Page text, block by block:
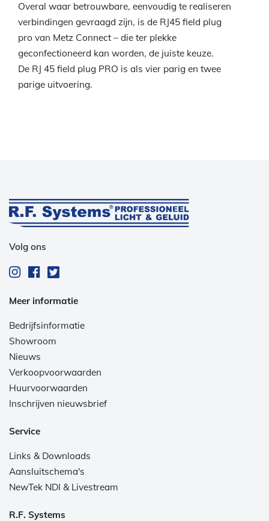
Overal waar betrouwbare, eenvoudig te realiseren
verbindingen gevraagd zijn, is de RJ45 field plug
pro van Metz Connect – die ter plekke
geconfectioneerd kan worden, de juiste keuze.
De RJ 45 field plug PRO is als vier parig en twee
parige uitvoering.
Volg ons
Meer informatie
Bedrijfsinformatie
Showroom
Nieuws
Verkoopvoorwaarden
Huurvoorwaarden
Inschrijven nieuwsbrief
Service
Links & Downloads
Aansluitschema's
NewTek NDI & Livestream
R.F. Systems